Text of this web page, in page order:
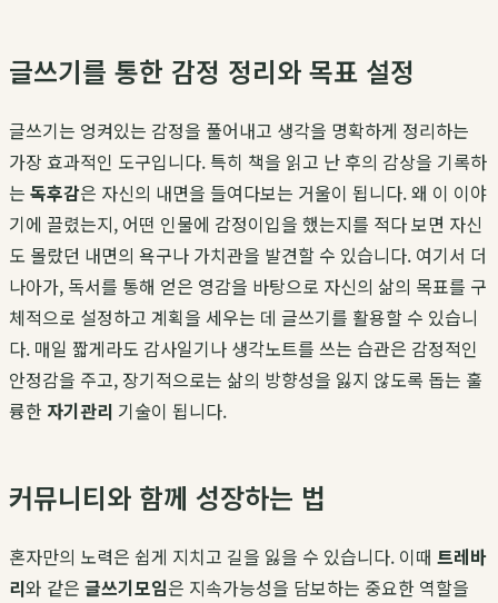
글쓰기를 통한 감정 정리와 목표 설정
글쓰기는 엉켜있는 감정을 풀어내고 생각을 명확하게 정리하는
가장 효과적인 도구입니다. 특히 책을 읽고 난 후의 감상을 기록하
는 독후감은 자신의 내면을 들여다보는 거울이 됩니다. 왜 이 이야
기에 끌렸는지, 어떤 인물에 감정이입을 했는지를 적다 보면 자신
도 몰랐던 내면의 욕구나 가치관을 발견할 수 있습니다. 여기서 더
나아가, 독서를 통해 얻은 영감을 바탕으로 자신의 삶의 목표를 구
체적으로 설정하고 계획을 세우는 데 글쓰기를 활용할 수 있습니
다. 매일 짧게라도 감사일기나 생각노트를 쓰는 습관은 감정적인
안정감을 주고, 장기적으로는 삶의 방향성을 잃지 않도록 돕는 훌
륭한 자기관리 기술이 됩니다.
커뮤니티와 함께 성장하는 법
혼자만의 노력은 쉽게 지치고 길을 잃을 수 있습니다. 이때 트레바
리와 같은 글쓰기모임은 지속가능성을 담보하는 중요한 역할을